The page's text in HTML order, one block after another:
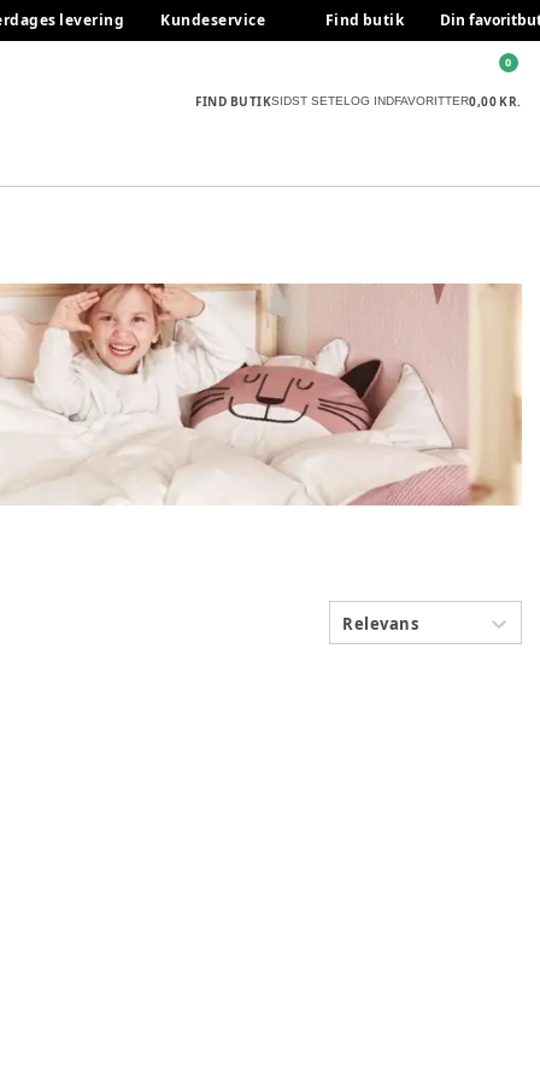
levering Kundeservice Find butik Din
FIND BUTIKSIDST SETELOG INDFAVORITTER0,00 KR.
0
Relevans